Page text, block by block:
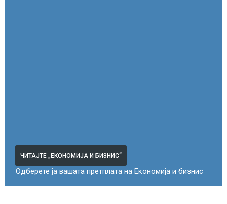
ЧИТАЈТЕ „ЕКОНОМИЈА И БИЗНИС“
Одберете ја вашата претплата на Економија и бизнис